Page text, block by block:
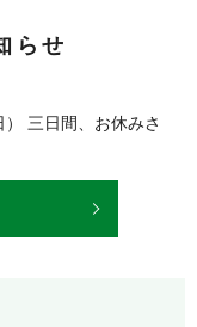
らせ
三日間、お休みさ